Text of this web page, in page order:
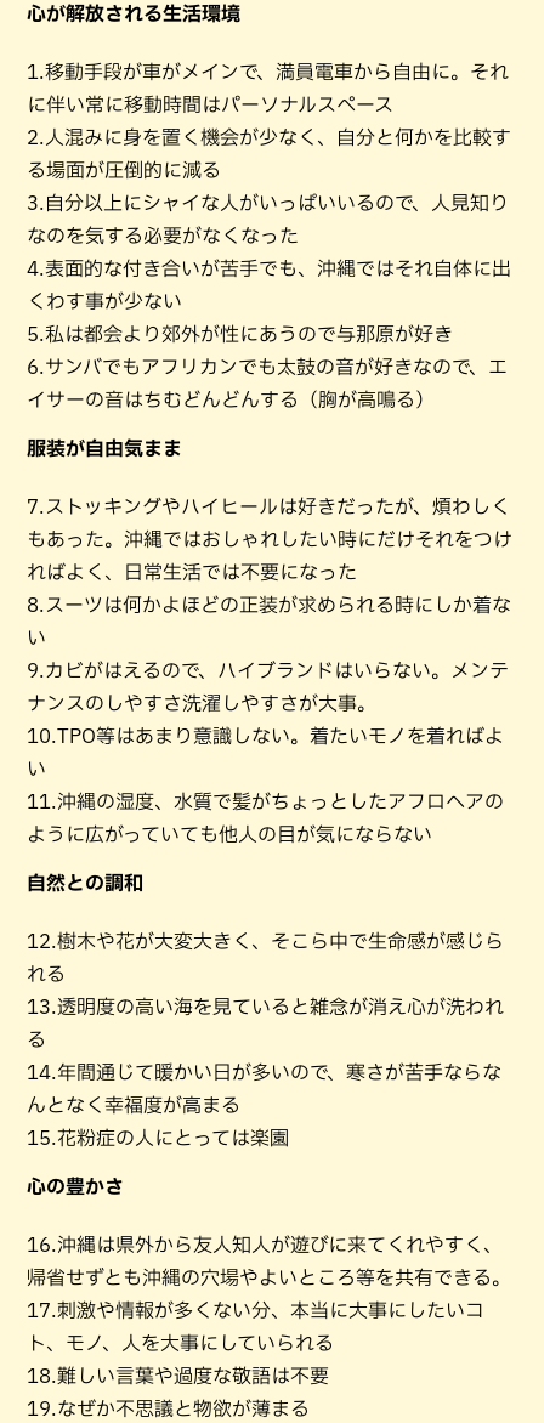
心が解放される生活環境
1.移動手段が車がメインで、満員電車から自由に。それ
に伴い常に移動時間はパーソナルスペース
2.人混みに身を置く機会が少なく、自分と何かを比較す
る場面が圧倒的に減る
3.自分以上にシャイな人がいっぱいいるので、人見知り
なのを気する必要がなくなった
4.表面的な付き合いが苦手でも、沖縄ではそれ自体に出
くわす事が少ない
5.私は都会より郊外が性にあうので与那原が好き
6.サンバでもアフリカンでも太鼓の音が好きなので、エ
イサーの音はちむどんどんする（胸が高鳴る）
服装が自由気まま
7.ストッキングやハイヒールは好きだったが、煩わしく
もあった。沖縄ではおしゃれしたい時にだけそれをつけ
ればよく、日常生活では不要になった
8.スーツは何かよほどの正装が求められる時にしか着な
い
9.カビがはえるので、ハイブランドはいらない。メンテ
ナンスのしやすさ洗濯しやすさが大事。
10.TPO等はあまり意識しない。着たいモノを着ればよ
い
11.沖縄の湿度、水質で髪がちょっとしたアフロヘアの
ように広がっていても他人の目が気にならない
自然との調和
12.樹木や花が大変大きく、そこら中で生命感が感じら
れる
13.透明度の高い海を見ていると雑念が消え心が洗われ
る
14.年間通じて暖かい日が多いので、寒さが苦手ならな
んとなく幸福度が高まる
15.花粉症の人にとっては楽園
心の豊かさ
16.沖縄は県外から友人知人が遊びに来てくれやすく、
帰省せずとも沖縄の穴場やよいところ等を共有できる。
17.刺激や情報が多くない分、本当に大事にしたいコ
ト、モノ、人を大事にしていられる
18.難しい言葉や過度な敬語は不要
19.なぜか不思議と物欲が薄まる